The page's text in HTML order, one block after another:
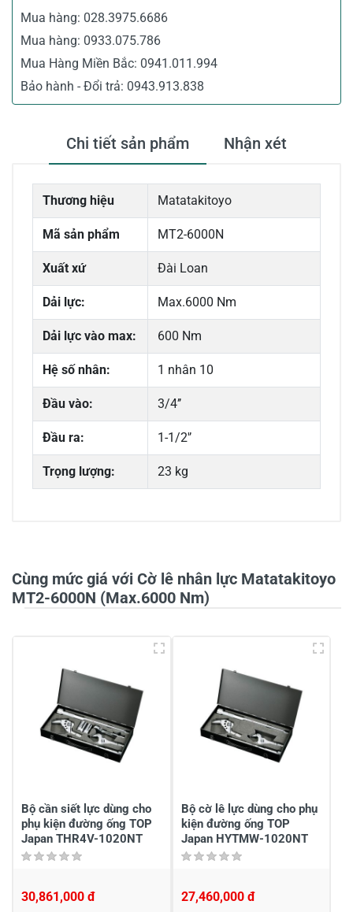
Mua hàng: 028.3975.6686
Mua hàng: 0933.075.786
Mua Hàng Miền Bắc: 0941.011.994
Bảo hành - Đổi trả: 0943.913.838
Chi tiết sản phẩm Nhận xét
Thương hiệu Matatakitoyo
Mã sản phẩm MT2-6000N
Xuất xứ Đài Loan
Dải lực: Max.6000 Nm
Dải lực vào max: 600 Nm
Hệ số nhân: 1 nhân 10
Đầu vào: 3/4’’
Đầu ra: 1-1/2'’
Trọng lượng: 23 kg
3
-
1
-
Viết nhận xét của bạn
Cùng mức giá với Cờ lê nhân lực Matatakitoyo
MT2-6000N (Max.6000 Nm)
Bộ cần siết lực dùng cho
phụ kiện đường ống TOP
Japan THR4V-1020NT
30,861,000 đ
Bộ cờ lê lực dùng cho phụ
kiện đường ống TOP
Japan HYTMW-1020NT
27,460,000 đ